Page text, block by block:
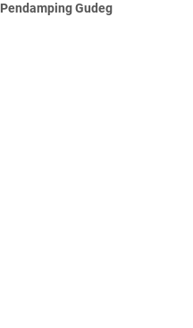
Pendamping Gudeg